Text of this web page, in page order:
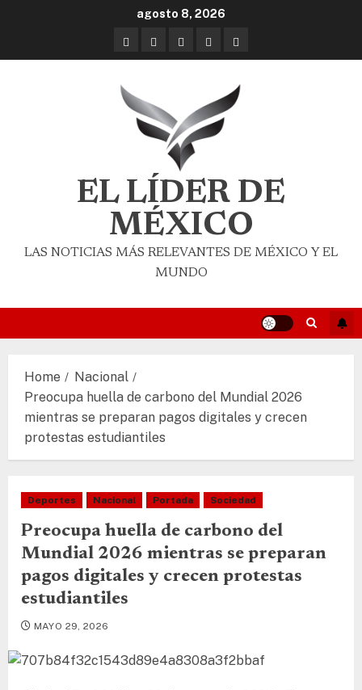
agosto 8, 2026
EL LÍDER DE
MÉXICO
LAS NOTICIAS MÁS RELEVANTES DE MÉXICO Y EL
MUNDO
Home
Nacional
Preocupa huella de carbono del Mundial 2026
mientras se preparan pagos digitales y crecen
protestas estudiantiles
Deportes Nacional Portada Sociedad
Preocupa huella de carbono del
Mundial 2026 mientras se preparan
pagos digitales y crecen protestas
estudiantiles
MAYO 29, 2026